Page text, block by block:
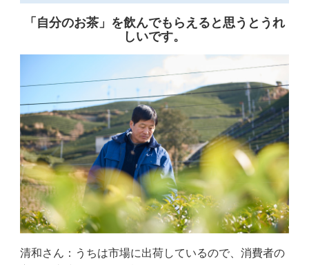
「自分のお茶」を飲んでもらえると思うとうれ
しいです。
清和さん：うちは市場に出荷しているので、消費者の